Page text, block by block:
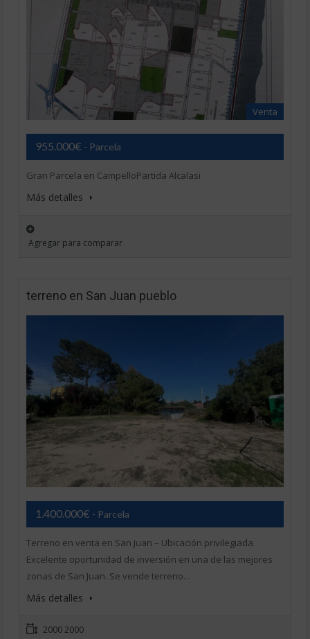
Venta
955.000€ - Parcela
Gran Parcela en CampelloPartida Alcalasi
Más detalles
Agregar para comparar
terreno en San Juan pueblo
1.400.000€ - Parcela
Terreno en venta en San Juan – Ubicación privilegiada
Excelente oportunidad de inversión en una de las mejores
zonas de San Juan. Se vende terreno…
Más detalles
2000 2000